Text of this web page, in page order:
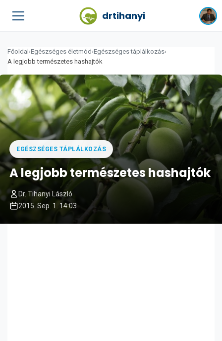
drtihanyi
Főoldal ›Egészséges életmód ›Egészséges táplálkozás›
A legjobb természetes hashajtók
EGÉSZSÉGES TÁPLÁLKOZÁS
A legjobb természetes hashajtók
Dr. Tihanyi László
2015. Sep. 1. 14:03